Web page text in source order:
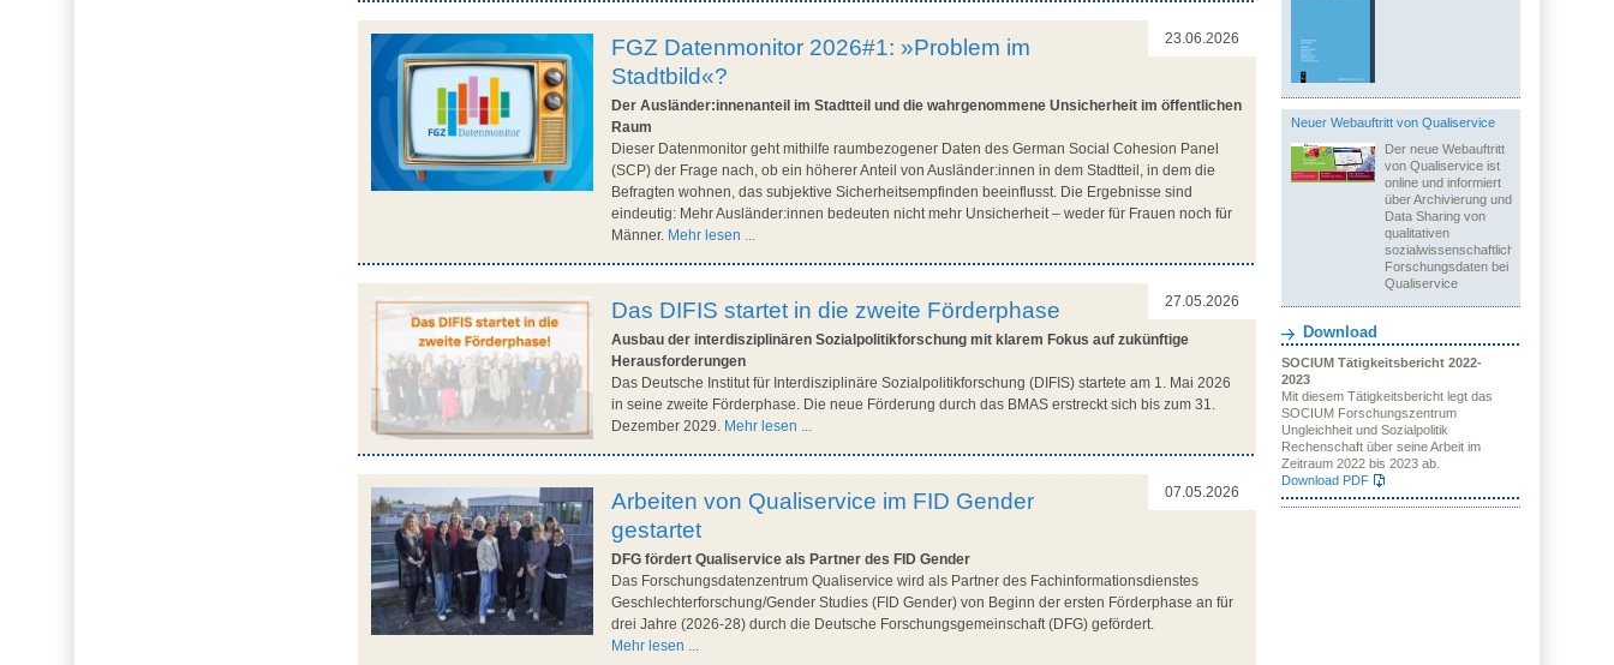
23.06.2026
FGZ Datenmonitor 2026#1: »Problem im
Stadtbild«?
Der Ausländer:innenanteil im Stadtteil und die wahrgenommene Unsicherheit im öffentlichen
Raum
Dieser Datenmonitor geht mithilfe raumbezogener Daten des German Social Cohesion Panel
(SCP) der Frage nach, ob ein höherer Anteil von Ausländer:innen in dem Stadtteil, in dem die
Befragten wohnen, das subjektive Sicherheitsempfinden beeinflusst. Die Ergebnisse sind
eindeutig: Mehr Ausländer:innen bedeuten nicht mehr Unsicherheit – weder für Frauen noch für
Männer. Mehr lesen ...
27.05.2026
Das DIFIS startet in die zweite Förderphase
Ausbau der interdisziplinären Sozialpolitikforschung mit klarem Fokus auf zukünftige
Herausforderungen
Das Deutsche Institut für Interdisziplinäre Sozialpolitikforschung (DIFIS) startete am 1. Mai 2026
in seine zweite Förderphase. Die neue Förderung durch das BMAS erstreckt sich bis zum 31.
Dezember 2029. Mehr lesen ...
07.05.2026
Arbeiten von Qualiservice im FID Gender
gestartet
DFG fördert Qualiservice als Partner des FID Gender
Das Forschungsdatenzentrum Qualiservice wird als Partner des Fachinformationsdienstes
Geschlechterforschung/Gender Studies (FID Gender) von Beginn der ersten Förderphase an für
drei Jahre (2026-28) durch die Deutsche Forschungsgemeinschaft (DFG) gefördert.
Mehr lesen ...
Neuer Webauftritt von Qualiservice
Der neue Webauftritt
von Qualiservice ist
online und informiert
über Archivierung und
Data Sharing von
qualitativen
sozialwissenschaftlichen
Forschungsdaten bei
Qualiservice
Download
SOCIUM Tätigkeitsbericht 2022-
2023
Mit diesem Tätigkeitsbericht legt das
SOCIUM Forschungszentrum
Ungleichheit und Sozialpolitik
Rechenschaft über seine Arbeit im
Zeitraum 2022 bis 2023 ab.
Download PDF